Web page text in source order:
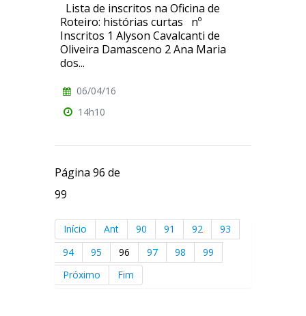
Lista de inscritos na Oficina de
Roteiro: histórias curtas nº
Inscritos 1 Alyson Cavalcanti de
Oliveira Damasceno 2 Ana Maria
dos...
06/04/16
14h10
Página 96 de
99
Início Ant 90 91 92
93
94
95 96 97 98
99
Próximo
Fim